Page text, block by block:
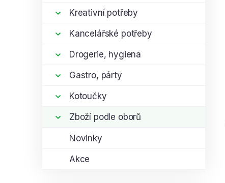
Kreativní potřeby
Kancelářské potřeby
Drogerie, hygiena
Gastro, párty
Kotoučky
Zboží podle oborů
Novinky
Akce